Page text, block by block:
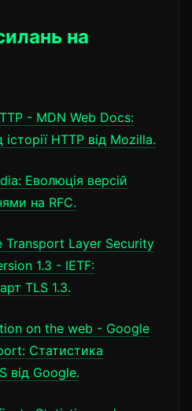
на
- MDN Web Docs:
HTTP від Mozilla.
Еволюція версій
на RFC.
Transport Layer Security
1.3 - IETF:
TLS 1.3.
on the web - Google
Статистика
від Google.